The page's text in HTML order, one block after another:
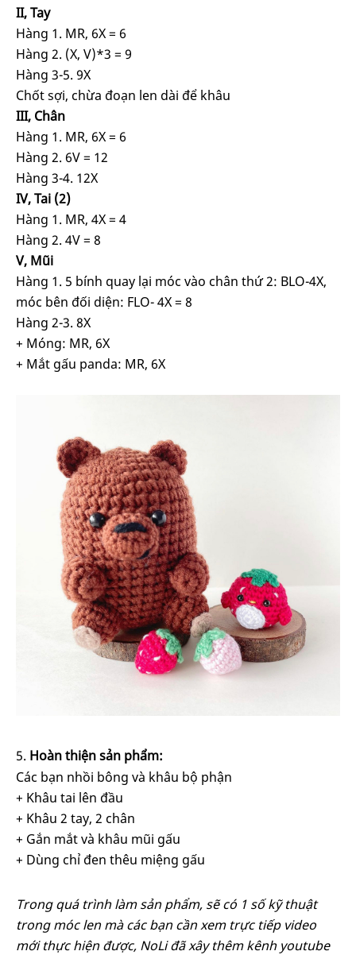
II, Tay
Hàng 1. MR, 6X = 6
Hàng 2. (X, V)*3 = 9
Hàng 3-5. 9X
Chốt sợi, chừa đoạn len dài để khâu
III, Chân
Hàng 1. MR, 6X = 6
Hàng 2. 6V = 12
Hàng 3-4. 12X
IV, Tai (2)
Hàng 1. MR, 4X = 4
Hàng 2. 4V = 8
V, Mũi
Hàng 1. 5 bính quay lại móc vào chân thứ 2: BLO-4X,
móc bên đối diện: FLO- 4X = 8
Hàng 2-3. 8X
+ Móng: MR, 6X
+ Mắt gấu panda: MR, 6X
Hoàn thiện sản phẩm:
Các bạn nhồi bông và khâu bộ phận
+ Khâu tai lên đầu
+ Khâu 2 tay, 2 chân
+ Gắn mắt và khâu mũi gấu
+ Dùng chỉ đen thêu miệng gấu
Trong quá trình làm sản phẩm, sẽ có 1 số kỹ thuật
trong móc len mà các bạn cần xem trực tiếp video
mới thực hiện được, NoLi đã xây thêm kênh youtube